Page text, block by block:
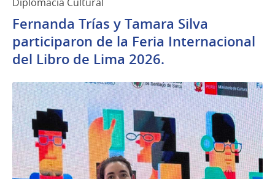
Fernanda Trías y Tamara Silva
participaron de la Feria Internacional
del Libro de Lima 2026.